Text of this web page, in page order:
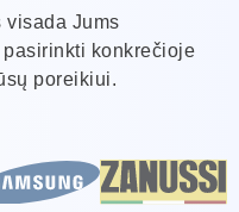
visada Jums
konkrečioje
poreikiui.